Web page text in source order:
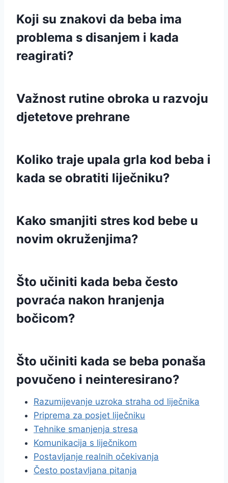
Koji su znakovi da beba ima
problema s disanjem i kada
reagirati?
Važnost rutine obroka u razvoju
djetetove prehrane
Koliko traje upala grla kod beba i
kada se obratiti liječniku?
Kako smanjiti stres kod bebe u
novim okruženjima?
Što učiniti kada beba često
povraća nakon hranjenja
bočicom?
Što učiniti kada se beba ponaša
povučeno i neinteresirano?
Razumijevanje uzroka straha od liječnika
Priprema za posjet liječniku
Tehnike smanjenja stresa
Komunikacija s liječnikom
Postavljanje realnih očekivanja
Često postavljana pitanja